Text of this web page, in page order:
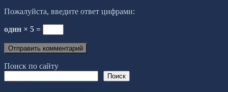
Пожалуйста, введите ответ цифрами:
один × 5 =
Поиск по сайту
Поиск